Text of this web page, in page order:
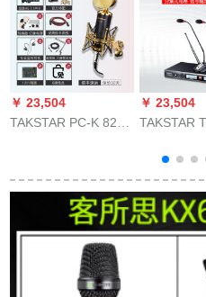
￥ 23,504
TAKSTAR PC-K 820
ラック専门设备PC-K
820+イノベーション
A 5 7.1サウドカード
ドットコムを电话生
放送します。
￥ 23,504
TAKSTAR
KTV会议ス
演结婚式司
807 TTの
す。